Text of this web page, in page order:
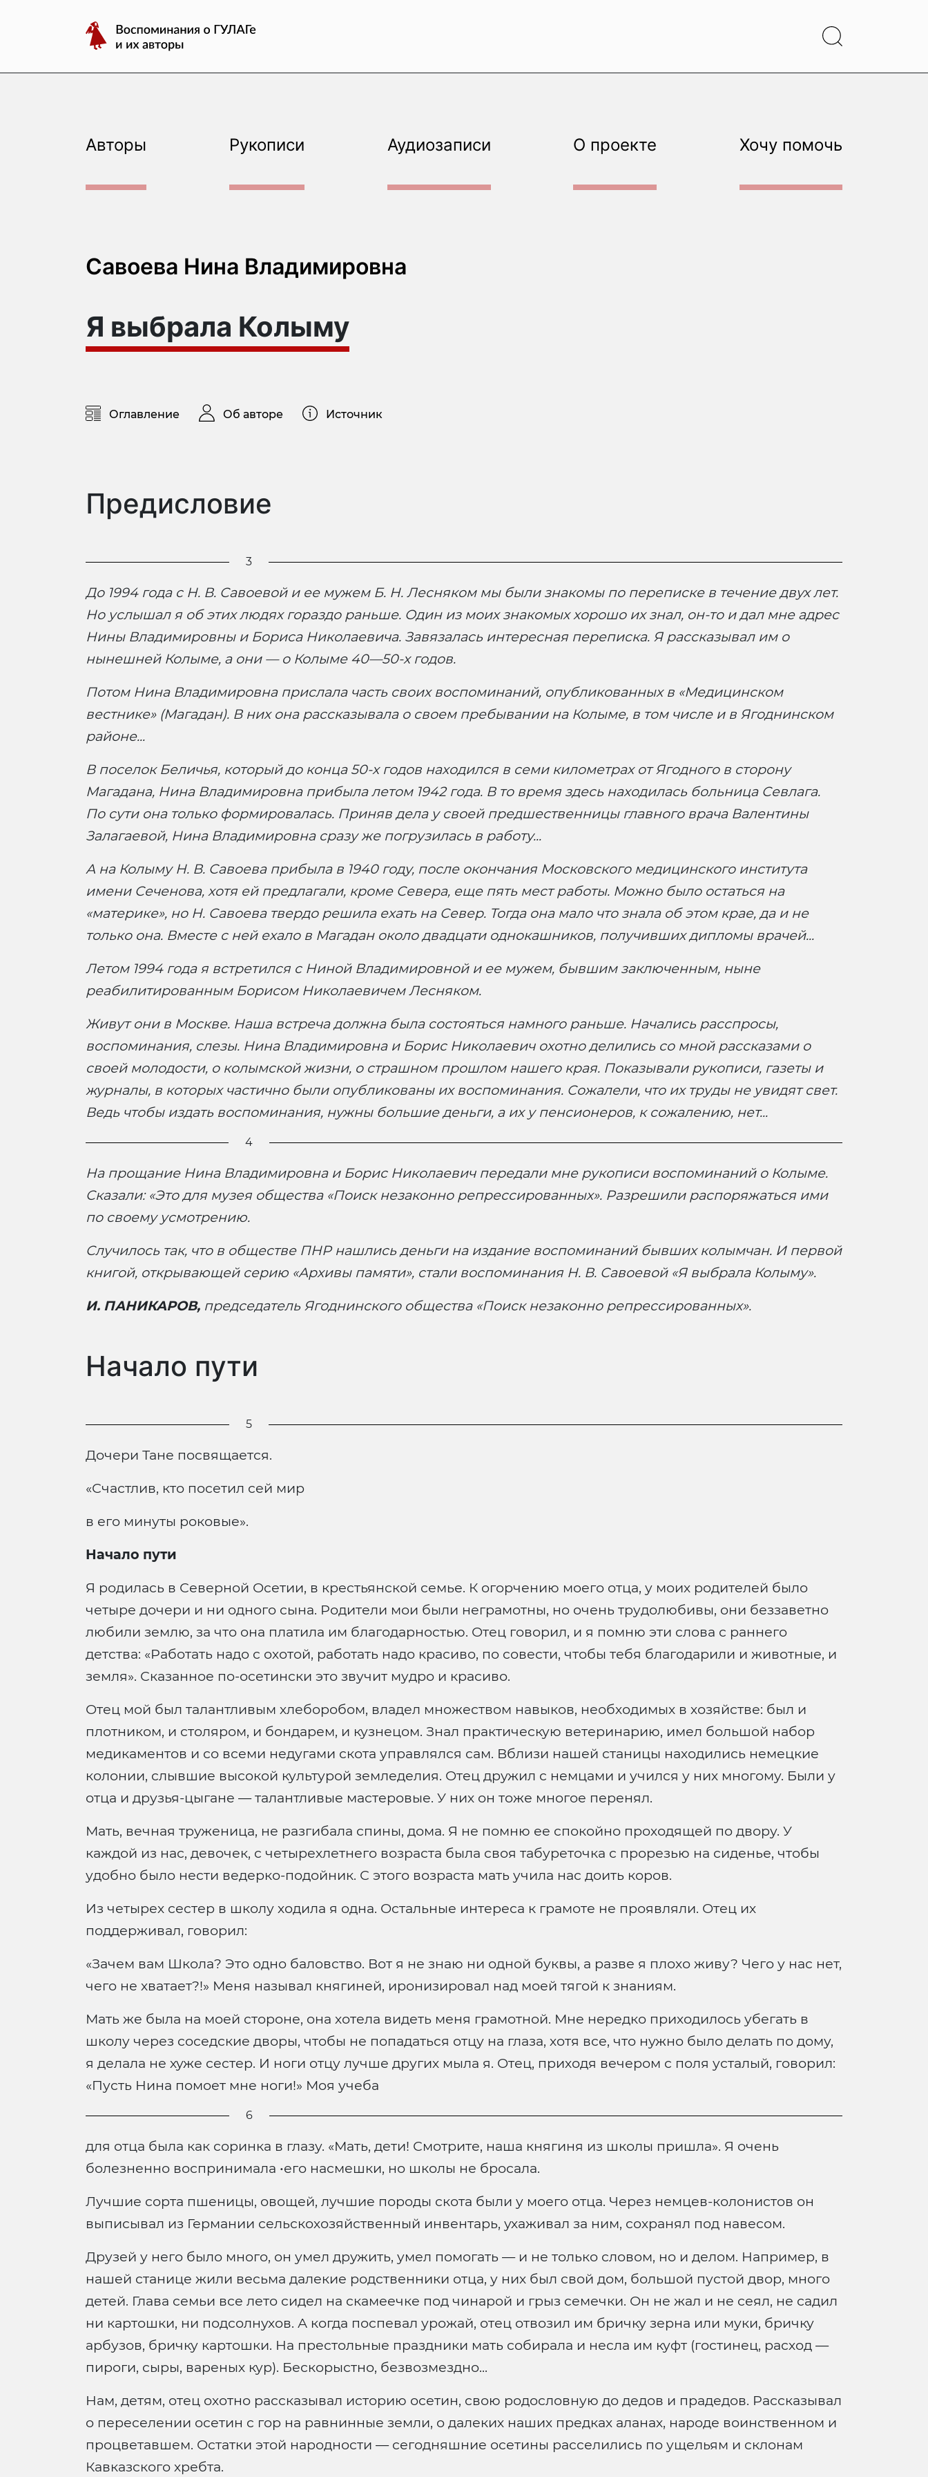
Воспоминания
о
и
Авторы Рукописи Аудиозаписи О проекте Хочу помочь
Савоева Нина Владимировна
Я выбрала Колыму
Оглавление Об авторе Источник
Предисловие
3
До 1994 года с Н. В. Савоевой и ее мужем Б. Н. Лесняком мы были знакомы по переписке в течение двух лет.
Но услышал я об этих людях гораздо раньше. Один из моих знакомых хорошо их знал, он-то и дал мне адрес
Нины Владимировны и Бориса Николаевича. Завязалась интересная переписка. Я рассказывал им о
нынешней Колыме, а они — о Колыме 40—50-х годов.
Потом Нина Владимировна прислала часть своих воспоминаний, опубликованных в «Медицинском
вестнике» (Магадан). В них она рассказывала о своем пребывании на Колыме, в том числе и в Ягоднинском
районе...
В поселок Беличья, который до конца 50-х годов находился в семи километрах от Ягодного в сторону
Магадана, Нина Владимировна прибыла летом 1942 года. В то время здесь находилась больница Севлага.
По сути она только формировалась. Приняв дела у своей предшественницы главного врача Валентины
Залагаевой, Нина Владимировна сразу же погрузилась в работу...
А на Колыму Н. В. Савоева прибыла в 1940 году, после окончания Московского медицинского института
имени Сеченова, хотя ей предлагали, кроме Севера, еще пять мест работы. Можно было остаться на
«материке», но Н. Савоева твердо решила ехать на Север. Тогда она мало что знала об этом крае, да и не
только она. Вместе с ней ехало в Магадан около двадцати однокашников, получивших дипломы врачей...
Летом 1994 года я встретился с Ниной Владимировной и ее мужем, бывшим заключенным, ныне
реабилитированным Борисом Николаевичем Лесняком.
Живут они в Москве. Наша встреча должна была состояться намного раньше. Начались расспросы,
воспоминания, слезы. Нина Владимировна и Борис Николаевич охотно делились со мной рассказами о
своей молодости, о колымской жизни, о страшном прошлом нашего края. Показывали рукописи, газеты и
журналы, в которых частично были опубликованы их воспоминания. Сожалели, что их труды не увидят свет.
Ведь чтобы издать воспоминания, нужны большие деньги, а их у пенсионеров, к сожалению, нет...
4
На прощание Нина Владимировна и Борис Николаевич передали мне рукописи воспоминаний о Колыме.
Сказали: «Это для музея общества «Поиск незаконно репрессированных». Разрешили распоряжаться ими
по своему усмотрению.
Случилось так, что в обществе ПНР нашлись деньги на издание воспоминаний бывших колымчан. И первой
книгой, открывающей серию «Архивы памяти», стали воспоминания Н. В. Савоевой «Я выбрала Колыму».
И. ПАНИКАРОВ, председатель Ягоднинского общества «Поиск незаконно репрессированных».
Начало пути
5
Дочери Тане посвящается.
«Счастлив, кто посетил сей мир
в его минуты роковые».
Начало пути
Я родилась в Северной Осетии, в крестьянской семье. К огорчению моего отца, у моих родителей было
четыре дочери и ни одного сына. Родители мои были неграмотны, но очень трудолюбивы, они беззаветно
любили землю, за что она платила им благодарностью. Отец говорил, и я помню эти слова с раннего
детства: «Работать надо с охотой, работать надо красиво, по совести, чтобы тебя благодарили и животные, и
земля». Сказанное по-осетински это звучит мудро и красиво.
Отец мой был талантливым хлеборобом, владел множеством навыков, необходимых в хозяйстве: был и
плотником, и столяром, и бондарем, и кузнецом. Знал практическую ветеринарию, имел большой набор
медикаментов и со всеми недугами скота управлялся сам. Вблизи нашей станицы находились немецкие
колонии, слывшие высокой культурой земледелия. Отец дружил с немцами и учился у них многому. Были у
отца и друзья-цыгане — талантливые мастеровые. У них он тоже многое перенял.
Мать, вечная труженица, не разгибала спины, дома. Я не помню ее спокойно проходящей по двору. У
каждой из нас, девочек, с четырехлетнего возраста была своя табуреточка с прорезью на сиденье, чтобы
удобно было нести ведерко-подойник. С этого возраста мать учила нас доить коров.
Из четырех сестер в школу ходила я одна. Остальные интереса к грамоте не проявляли. Отец их
поддерживал, говорил:
«Зачем вам Школа? Это одно баловство. Вот я не знаю ни одной буквы, а разве я плохо живу? Чего у нас нет,
чего не хватает?!» Меня называл княгиней, иронизировал над моей тягой к знаниям.
Мать же была на моей стороне, она хотела видеть меня грамотной. Мне нередко приходилось убегать в
школу через соседские дворы, чтобы не попадаться отцу на глаза, хотя все, что нужно было делать по дому,
я делала не хуже сестер. И ноги отцу лучше других мыла я. Отец, приходя вечером с поля усталый, говорил:
«Пусть Нина помоет мне ноги!» Моя учеба
6
для отца была как соринка в глазу. «Мать, дети! Смотрите, наша княгиня из школы пришла». Я очень
болезненно воспринимала •его насмешки, но школы не бросала.
Лучшие сорта пшеницы, овощей, лучшие породы скота были у моего отца. Через немцев-колонистов он
выписывал из Германии сельскохозяйственный инвентарь, ухаживал за ним, сохранял под навесом.
Друзей у него было много, он умел дружить, умел помогать — и не только словом, но и делом. Например, в
нашей станице жили весьма далекие родственники отца, у них был свой дом, большой пустой двор, много
детей. Глава семьи все лето сидел на скамеечке под чинарой и грыз семечки. Он не жал и не сеял, не садил
ни картошки, ни подсолнухов. А когда поспевал урожай, отец отвозил им бричку зерна или муки, бричку
арбузов, бричку картошки. На престольные праздники мать собирала и несла им куфт (гостинец, расход —
пироги, сыры, вареных кур). Бескорыстно, безвозмездно...
Нам, детям, отец охотно рассказывал историю осетин, свою родословную до дедов и прадедов. Рассказывал
о переселении осетин с гор на равнинные земли, о далеких наших предках аланах, народе воинственном и
процветавшем. Остатки этой народности — сегодняшние осетины расселились по ущельям и склонам
Кавказского хребта.